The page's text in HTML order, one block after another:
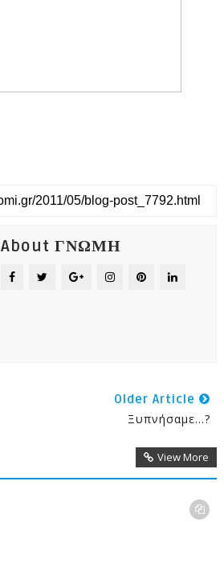
About ΓΝΩΜΗ
Older Article
Ξυπνήσαμε...?
View More